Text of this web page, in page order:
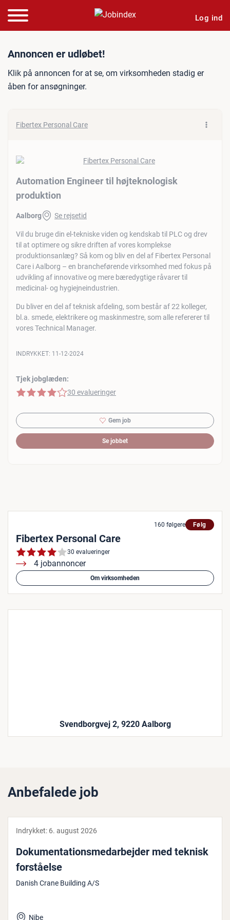
Log ind
Jobannonce: Automation
Annoncen er udløbet!
Klik på annoncen for at se, om virksomheden stadig er
åben for ansøgninger.
Fibertex Personal Care
Automation Engineer til højteknologisk
produktion
Aalborg Se rejsetid
Vil du bruge din el-tekniske viden og kendskab til PLC og drev
til at optimere og sikre driften af vores komplekse
produktionsanlæg? Så kom og bliv en del af Fibertex Personal
Care i Aalborg – en brancheførende virksomhed med fokus på
udvikling af innovative og mere bæredygtige råvarer til
medicinal- og hygiejneindustrien.
Du bliver en del af teknisk afdeling, som består af 22 kolleger,
bl.a. smede, elektrikere og maskinmestre, som alle refererer til
vores Technical Manager.
Tjek jobglæden:
4 af 5 stjerner
30 evalueringer
INDRYKKET: 11-12-2024
Gem job
Se jobbet
160 følgere Følg
Fibertex Personal Care
30 evalueringer
4 jobannoncer
Om virksomheden
Svendborgvej 2, 9220 Aalborg
Anbefalede job
Indrykket: 6. august 2026
Do­ku­men­ta­tions­me­d­ar­bej­der med teknisk
for­stå­el­se
Danish Crane Building A/S
Nibe